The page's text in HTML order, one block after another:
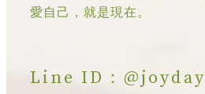
愛自己，就是現在。
Line ID：@joyday